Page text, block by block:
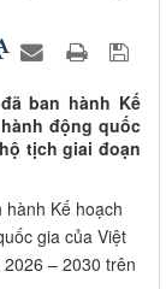
ban hành Kế
động quốc
tịch giai đoạn
Kế hoạch
gia của Việt
– 2030 trên